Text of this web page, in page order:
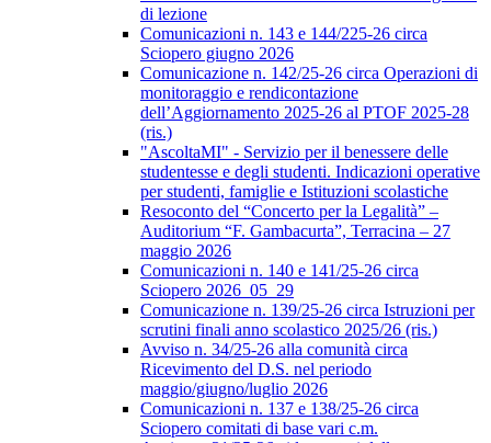
di lezione
Comunicazioni n. 143 e 144/225-26 circa
Sciopero giugno 2026
Comunicazione n. 142/25-26 circa Operazioni di
monitoraggio e rendicontazione
dell’Aggiornamento 2025-26 al PTOF 2025-28
(ris.)
"AscoltaMI" - Servizio per il benessere delle
studentesse e degli studenti. Indicazioni operative
per studenti, famiglie e Istituzioni scolastiche
Resoconto del “Concerto per la Legalità” –
Auditorium “F. Gambacurta”, Terracina – 27
maggio 2026
Comunicazioni n. 140 e 141/25-26 circa
Sciopero 2026_05_29
Comunicazione n. 139/25-26 circa Istruzioni per
scrutini finali anno scolastico 2025/26 (ris.)
Avviso n. 34/25-26 alla comunità circa
Ricevimento del D.S. nel periodo
maggio/giugno/luglio 2026
Comunicazioni n. 137 e 138/25-26 circa
Sciopero comitati di base vari c.m.